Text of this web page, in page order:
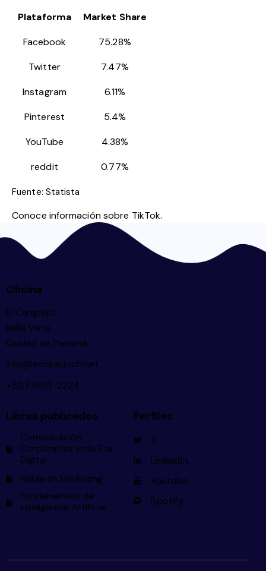
Plataforma
Market Share
Facebook
75.28%
Twitter
7.47%
Instagram
6.11%
Pinterest
5.4%
YouTube
4.38%
reddit
0.77%
Fuente: Statista
Conoce informaciónsobre TikTok.
Oficina
El Cangrejo,
Bella Vista.
Ciudad de Panamá.
info@leonkadoch.net
+507 6613-2224
Libros publicados
Comunicación
Corporativa en la Era
Digital
Habla en Marketing
Fundamentos de
Inteligencia Artificial
Perfiles
X
LinkedIn
Youtube
Spotify